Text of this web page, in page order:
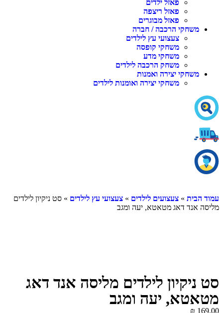
פאזל ילדים
פאזל ריצפה
פאזל מבוגרים
משחקי הרכבה / חברה
צעצועי עץ לילדים
משחקי קופסה
משחקי מדע
משחק הרכבה לילדים
משחקי יצירה ואמנות
משחקי יצירה ואומנות לילדים
עמוד הבית » צעצועים לילדים » צעצועי עץ לילדים » סט ניקיון לילדים
מליסה אנד דאג מטאטא, יעה ומגב
סט ניקיון לילדים מליסה אנד דאג
מטאטא, יעה ומגב
₪ 169.00